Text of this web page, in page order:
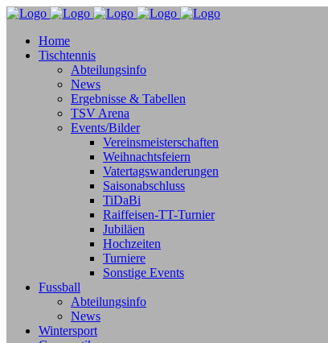
Home
Tischtennis
Abteilungsinfo
News
Ergebnisse & Tabellen
TSV Arena
Events/Bilder
Vereinsmeisterschaften
Weihnachtsfeiern
Vatertagswanderungen
Saisonabschluss
TiDaBi
Raiffeisen-TT-Turnier
Jubiläen
Hochzeiten
Turniere
Sonstige Events
Fussball
Abteilungsinfo
News
Wintersport